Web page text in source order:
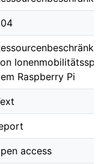
Raspberry Pi
access